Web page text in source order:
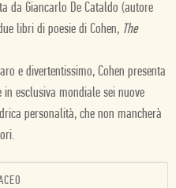
da Giancarlo De Cataldo (autore
libri di poesie di Cohen, The
e divertentissimo, Cohen presenta
esclusiva mondiale sei nuove
personalità, che non mancherà